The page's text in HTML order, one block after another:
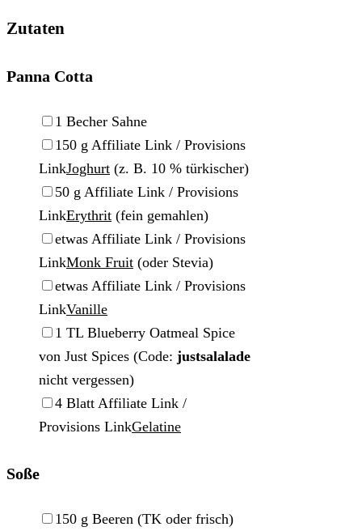
Zutaten
Panna Cotta
▢
1 Becher Sahne
▢
150 g Affiliate Link / Provisions
LinkJoghurt (z. B. 10 % türkischer)
▢
50 g Affiliate Link / Provisions
LinkErythrit (fein gemahlen)
▢
etwas Affiliate Link / Provisions
LinkMonk Fruit (oder Stevia)
▢
etwas Affiliate Link / Provisions
LinkVanille
▢
1 TL Blueberry Oatmeal Spice
von Just Spices (Code: justsalalade
nicht vergessen)
▢
4 Blatt Affiliate Link /
Provisions LinkGelatine
Soße
▢
150 g Beeren (TK oder frisch)